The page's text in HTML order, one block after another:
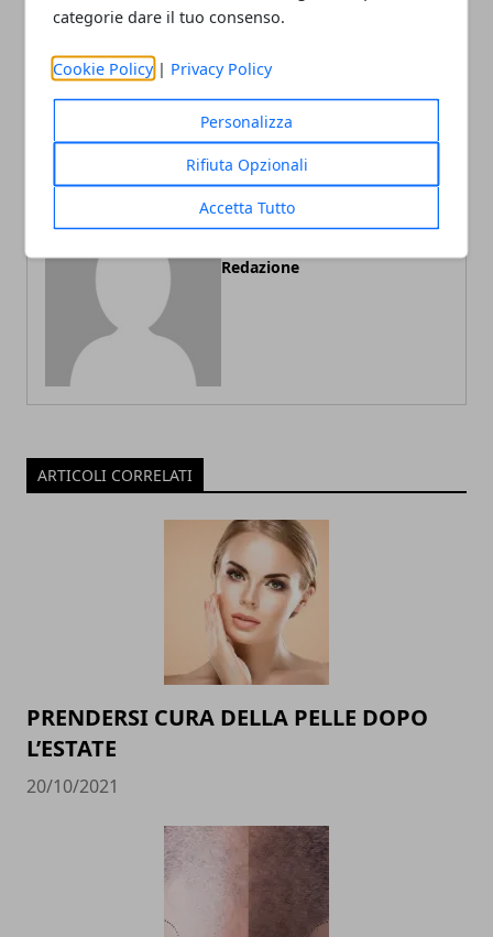
categorie dare il tuo consenso.
Cookie Policy | Privacy Policy
Personalizza
Rifiuta Opzionali
Accetta Tutto
Scegliere il tavolo della
Redazione
ARTICOLI CORRELATI
PRENDERSI CURA DELLA PELLE DOPO
L’ESTATE
20/10/2021